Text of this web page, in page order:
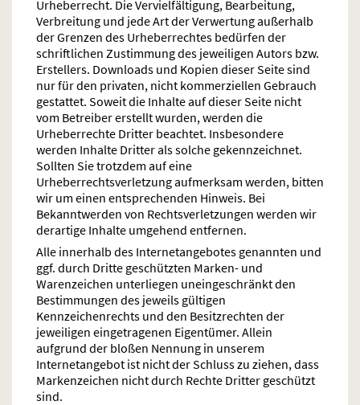
Urheberrecht. Die Vervielfältigung, Bearbeitung,
Verbreitung und jede Art der Verwertung außerhalb
der Grenzen des Urheberrechtes bedürfen der
schriftlichen Zustimmung des jeweiligen Autors bzw.
Erstellers. Downloads und Kopien dieser Seite sind
nur für den privaten, nicht kommerziellen Gebrauch
gestattet. Soweit die Inhalte auf dieser Seite nicht
vom Betreiber erstellt wurden, werden die
Urheberrechte Dritter beachtet. Insbesondere
werden Inhalte Dritter als solche gekennzeichnet.
Sollten Sie trotzdem auf eine
Urheberrechtsverletzung aufmerksam werden, bitten
wir um einen entsprechenden Hinweis. Bei
Bekanntwerden von Rechtsverletzungen werden wir
derartige Inhalte umgehend entfernen.
Alle innerhalb des Internetangebotes genannten und
ggf. durch Dritte geschützten Marken- und
Warenzeichen unterliegen uneingeschränkt den
Bestimmungen des jeweils gültigen
Kennzeichenrechts und den Besitzrechten der
jeweiligen eingetragenen Eigentümer. Allein
aufgrund der bloßen Nennung in unserem
Internetangebot ist nicht der Schluss zu ziehen, dass
Markenzeichen nicht durch Rechte Dritter geschützt
sind.